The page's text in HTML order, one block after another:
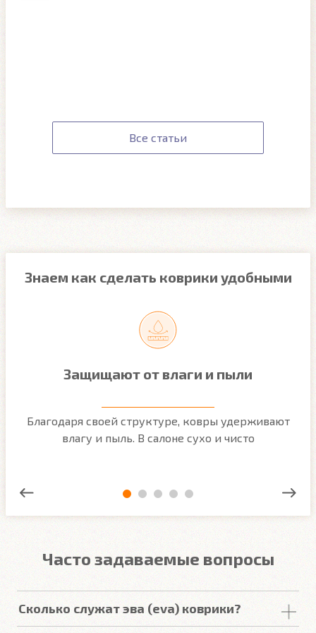
Все статьи
Знаем как сделать коврики удобными
Защищают от влаги и пыли
Благодаря своей структуре, ковры удерживают
влагу и пыль. В салоне сухо и чисто
Часто задаваемые вопросы
Сколько служат эва (eva) коврики?